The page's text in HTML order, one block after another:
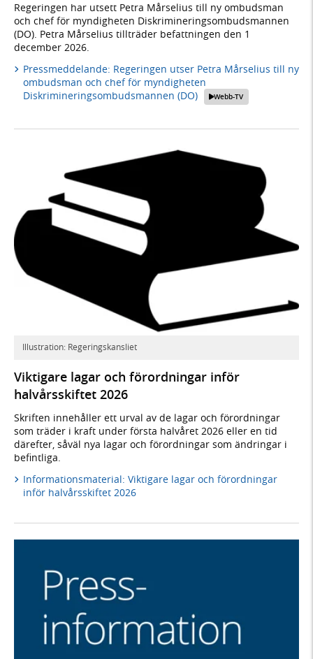
Regeringen har utsett Petra Mårselius till ny ombudsman
och chef för myndigheten Diskrimineringsombudsmannen
(DO). Petra Mårselius tillträder befattningen den 1
december 2026.
Pressmeddelande: Regeringen utser Petra Mårselius till ny
ombudsman och chef för myndigheten
Diskrimineringsombudsmannen (DO)
Webb-TV
Illustration: Regeringskansliet
Viktigare lagar och förordningar inför
halvårsskiftet 2026
Skriften innehåller ett urval av de lagar och förordningar
som träder i kraft under första halvåret 2026 eller en tid
därefter, såväl nya lagar och förordningar som ändringar i
befintliga.
Informationsmaterial: Viktigare lagar och förordningar
inför halvårsskiftet 2026